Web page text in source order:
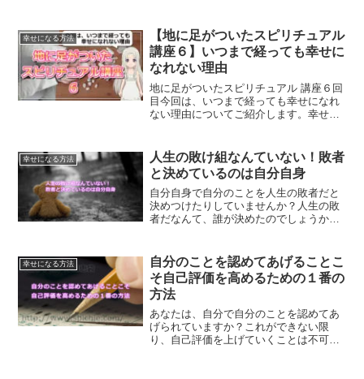
褒めてあげてください。褒め続ける事
で、幸せなエネルギーをたくさん吸収で
きます。
幸せになる方法
【地に足がついたスピリチュアル
講座６】いつまで経っても幸せに
なれない理由
地に足がついたスピリチュアル 講座６回
目今回は、いつまで経っても幸せになれ
ない理由についてご紹介します。幸せに
す。
幸せになる方法
人生の敗け組なんていない！敗者
と決めているのは自分自身
自分自身で自分のことを人生の敗者だと
決めつけたりしていませんか？人生の敗
者だなんて、誰が決めたのでしょうか？
です。
幸せになる方法
自分のことを認めてあげることこ
そ自己評価を高めるための１番の
方法
あなたは、自分で自分のことを認めてあ
げられていますか？これができない限
り、自己評価を上げていくことは不可能